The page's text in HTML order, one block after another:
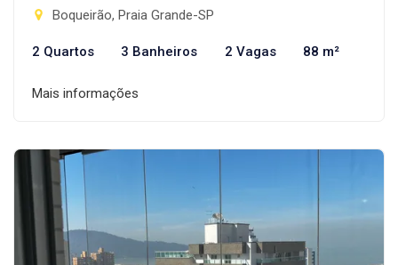
Boqueirão, Praia Grande-SP
2 Quartos 3 Banheiros 2 Vagas 88 m²
Mais informações